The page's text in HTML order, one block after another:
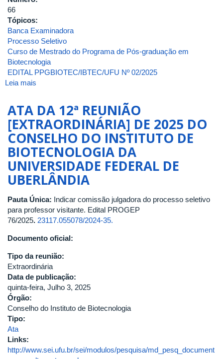
66
Tópicos:
Banca Examinadora
Processo Seletivo
Curso de Mestrado do Programa de Pós-graduação em
Biotecnologia
EDITAL PPGBIOTEC/IBTEC/UFU Nº 02/2025
Leia mais
Nº
66,
de
08
de
setembro
de
2025
ATA DA 12ª REUNIÃO
[EXTRAORDINÁRIA] DE 2025 DO
CONSELHO DO INSTITUTO DE
BIOTECNOLOGIA DA
UNIVERSIDADE FEDERAL DE
UBERLÂNDIA
Pauta Única: Indicar comissão julgadora do processo seletivo
para professor visitante. Edital PROGEP
76/2025. 23117.055078/2024-35.
Documento oficial:
Tipo da reunião:
Extraordinária
Data de publicação:
quinta-feira, Julho 3, 2025
Órgão:
Conselho do Instituto de Biotecnologia
Tipo:
Ata
Links:
http://www.sei.ufu.br/sei/modulos/pesquisa/md_pesq_document